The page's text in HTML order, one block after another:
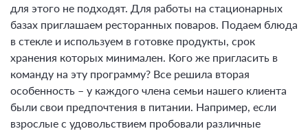
для этого не подходят. Для работы на стационарных
базах приглашаем ресторанных поваров. Подаем блюда
в стекле и используем в готовке продукты, срок
хранения которых минимален. Кого же пригласить в
команду на эту программу? Все решила вторая
особенность – у каждого члена семьи нашего клиента
были свои предпочтения в питании. Например, если
взрослые с удовольствием пробовали различные